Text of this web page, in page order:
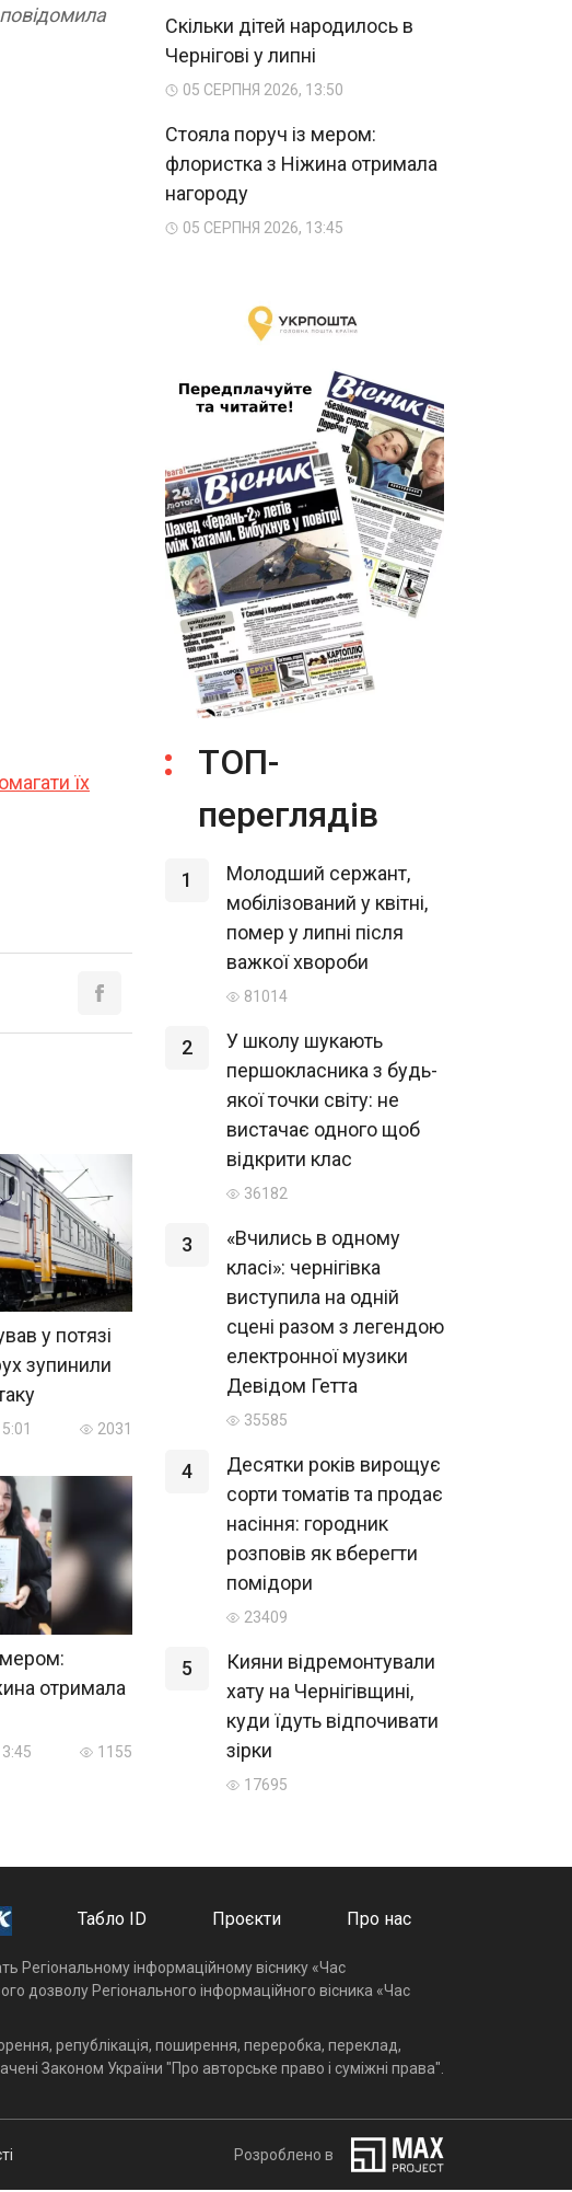
їх
у потязі
зупинили
2031
мером:
отримала
1155
Скільки дітей народилось в
Чернігові у липні
05 СЕРПНЯ 2026, 13:50
Стояла поруч із мером:
флористка з Ніжина отримала
нагороду
05 СЕРПНЯ 2026, 13:45
ТОП-
переглядів
1
Молодший сержант,
мобілізований у квітні,
помер у липні після
важкої хвороби
81014
2
У школу шукають
першокласника з будь-
якої точки світу: не
вистачає одного щоб
відкрити клас
36182
3
«Вчились в одному
класі»: чернігівка
виступила на одній
сцені разом з легендою
електронної музики
Девідом Гетта
35585
4
Десятки років вирощує
сорти томатів та продає
насіння: городник
розповів як вберегти
помідори
23409
5
Кияни відремонтували
хату на Чернігівщині,
куди їдуть відпочивати
зірки
17695
Табло ID Проєкти Про нас
Регіональному інформаційному віснику «Час
дозволу Регіонального інформаційного вісника «Час
републікація, поширення, переробка, переклад,
Законом України "Про авторське право і суміжні права".
Розроблено в